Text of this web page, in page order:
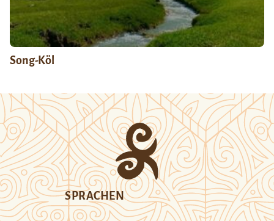
Song-Köl
SPRACHEN